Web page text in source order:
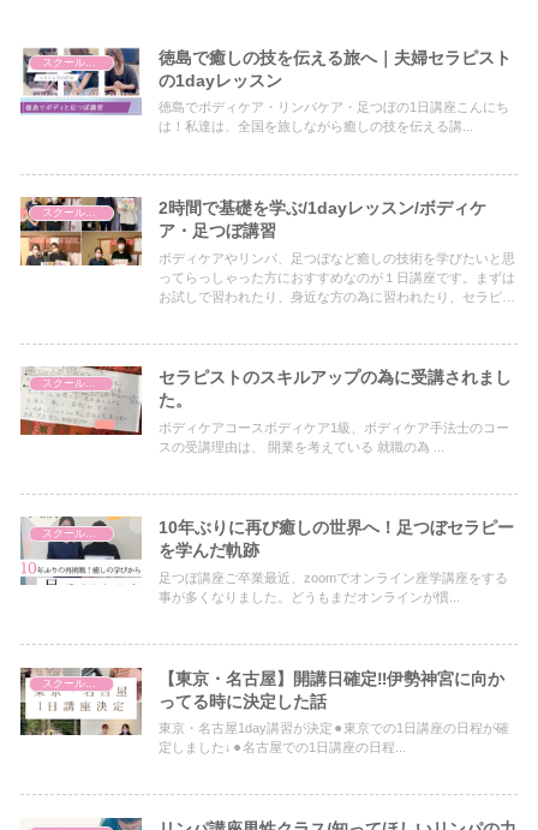
スクールについて
徳島で癒しの技を伝える旅へ｜夫婦セラピスト
の1dayレッスン
徳島でボディケア・リンパケア・足つぼの1日講座こんにち
は！私達は、全国を旅しながら癒しの技を伝える講...
スクールについて
2時間で基礎を学ぶ/1dayレッスン/ボディケ
ア・足つぼ講習
ボディケアやリンパ、足つぼなど癒しの技術を学びたいと思
ってらっしゃった方におすすめなのが１日講座です。まずは
お試しで習われたり、身近な方の為に習われたり、セラピス
セラピストのスキルアップの為に受講されまし
た。
ボディケアコースボディケア1級、ボディケア手法士のコー
スの受講理由は、 開業を考えている 就職の為 ...
10年ぶりに再び癒しの世界へ！足つぼセラピー
を学んだ軌跡
足つぼ講座ご卒業最近、zoomでオンライン座学講座をする
事が多くなりました。どうもまだオンラインが慣...
【東京・名古屋】開講日確定‼︎伊勢神宮に向か
ってる時に決定した話
東京・名古屋1day講習が決定⚫︎東京での1日講座の日程が確
定しました↓⚫︎名古屋での1日講座の日程...